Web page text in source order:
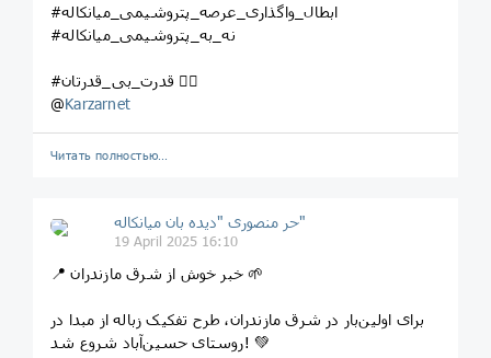
#ابطال_واگذاری_عرصه_پتروشیمی_میانکاله
#نه_به_پتروشیمی_میانکاله
#قدرت_بی_قدرتان ✌🏼
@Karzarnet
Читать полностью…
حر منصوری "دیده بان میانکاله"
19 April 2025 16:10
📍 خبر خوش از شرق مازندران 🌱
برای اولین‌بار در شرق مازندران، طرح تفکیک زباله از مبدا در
روستای حسین‌آباد شروع شد! 💚